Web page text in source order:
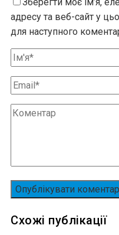
Зберегти моє ім’я,
адресу та веб-сайт у
для наступного
Схожі публікації